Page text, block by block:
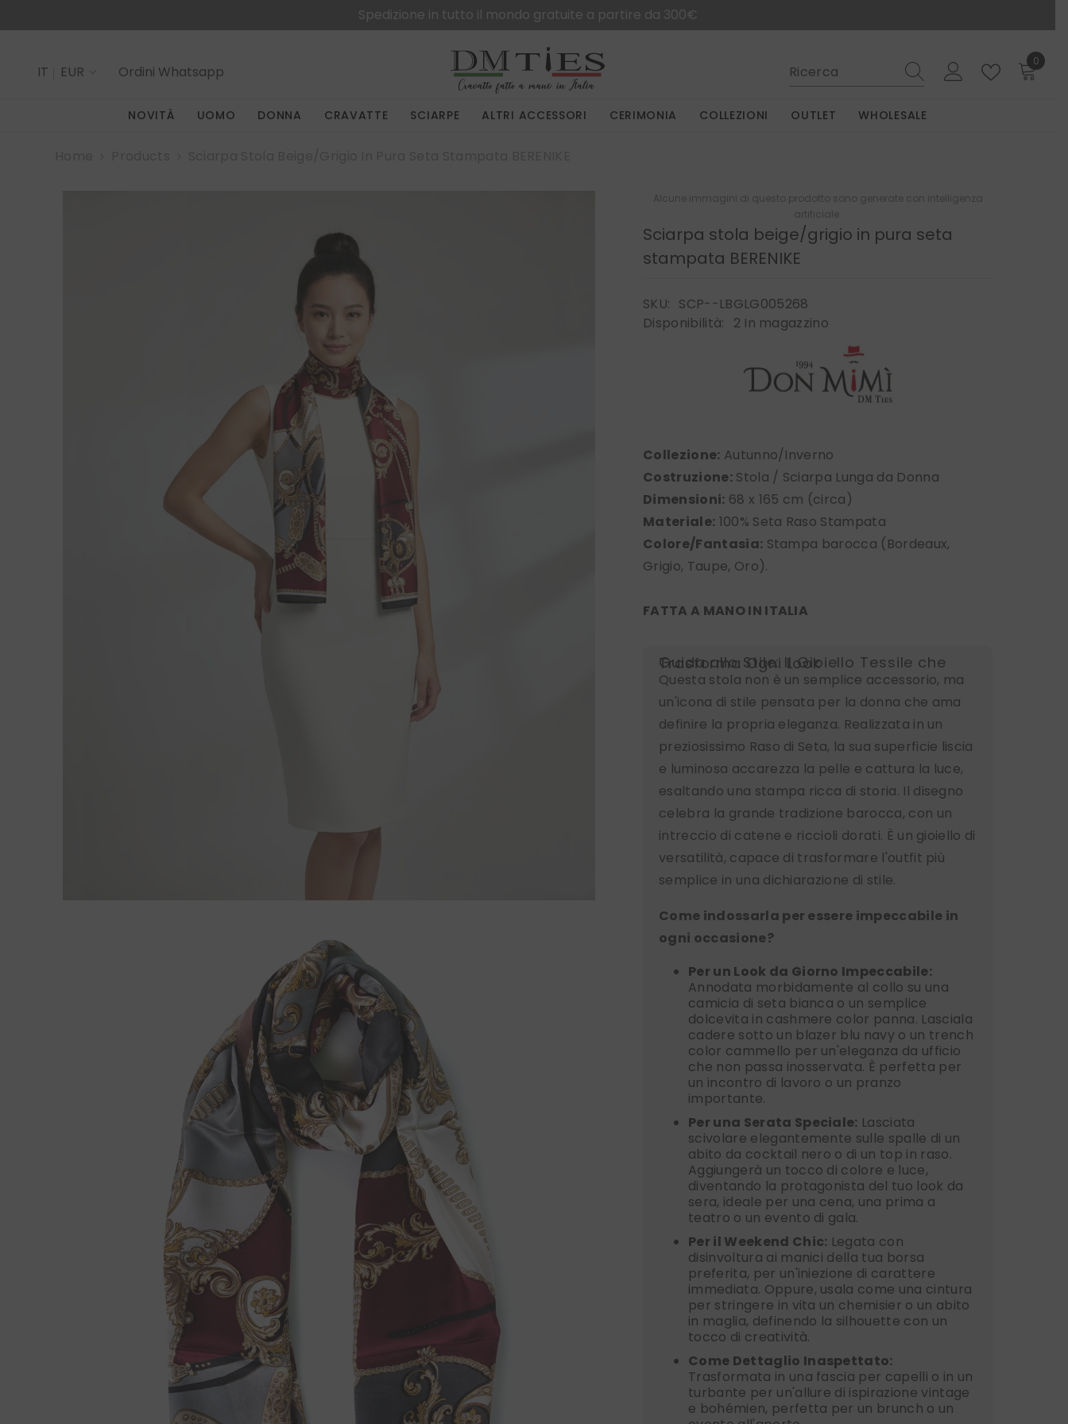
Spedizione in tutto il mondo gratuite a partire da 300€
IT
EUR Ordini Whatsapp
0
0
NOVITÀ UOMO DONNA CRAVATTE SCIARPE ALTRI ACCESSORI CERIMONIA COLLEZIONI OUTLET WHOLESALE
Alcune immagini di questo prodotto sono generate con intelligenza
artificiale.
Sciarpa stola beige/grigio in pura seta
stampata BERENIKE
SKU: SCP--LBGLG005268
Disponibilità:
2 In magazzino
Collezione: Autunno/Inverno
Costruzione:Stola / Sciarpa Lunga da Donna
Dimensioni: 68 x 165 cm (circa)
Materiale: 100% Seta Raso Stampata
Colore/Fantasia: Stampa barocca (Bordeaux,
Grigio, Taupe, Oro).
FATTA A MANO IN ITALIA
Guida allo Stile: Il Gioiello Tessile che Trasforma Ogni Look
Questa stola non è un semplice accessorio, ma
un'icona di stile pensata per la donna che ama
definire la propria eleganza. Realizzata in un
preziosissimo Raso di Seta, la sua superficie liscia
e luminosa accarezza la pelle e cattura la luce,
esaltando una stampa ricca di storia. Il disegno
celebra la grande tradizione barocca, con un
intreccio di catene e riccioli dorati. È un gioiello di
versatilità, capace di trasformare l'outfit più
semplice in una dichiarazione di stile.
Come indossarla per essere impeccabile in
ogni occasione?
Per un Look da Giorno Impeccabile:
Annodata morbidamente al collo su una
camicia di seta bianca o un semplice
dolcevita in cashmere color panna. Lasciala
cadere sotto un blazer blu navy o un trench
color cammello per un'eleganza da ufficio
che non passa inosservata. È perfetta per
un incontro di lavoro o un pranzo
importante.
Per una Serata Speciale: Lasciata
scivolare elegantemente sulle spalle di un
abito da cocktail nero o di un top in raso.
Aggiungerà un tocco di colore e luce,
diventando la protagonista del tuo look da
sera, ideale per una cena, una prima a
teatro o un evento di gala.
Per il Weekend Chic: Legata con
disinvoltura ai manici della tua borsa
preferita, per un'iniezione di carattere
immediata. Oppure, usala come una cintura
per stringere in vita un chemisier o un abito
in maglia, definendo la silhouette con un
tocco di creatività.
Come Dettaglio Inaspettato:
Trasformata in una fascia per capelli o in un
turbante per un'allure di ispirazione vintage
e bohémien, perfetta per un brunch o un